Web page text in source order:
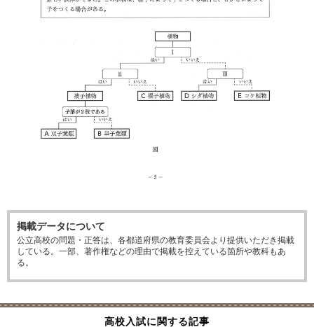
掲載データについて
公立高校の問題・正答は、各都道府県の教育委員会より提供いただき掲載
している。一部、著作権などの理由で掲載を控えている箇所や教科もあ
る。
高校入試に関する記事